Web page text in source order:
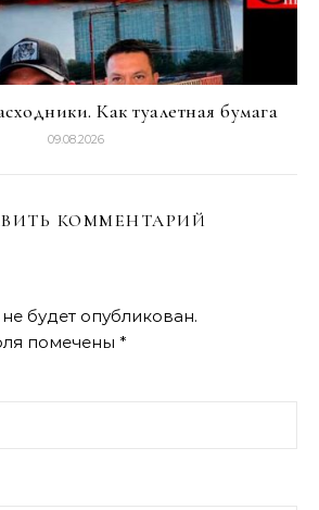
Как туалетная бумага
09.08.2026
КОММЕНТАРИЙ
будет опубликован.
помечены *